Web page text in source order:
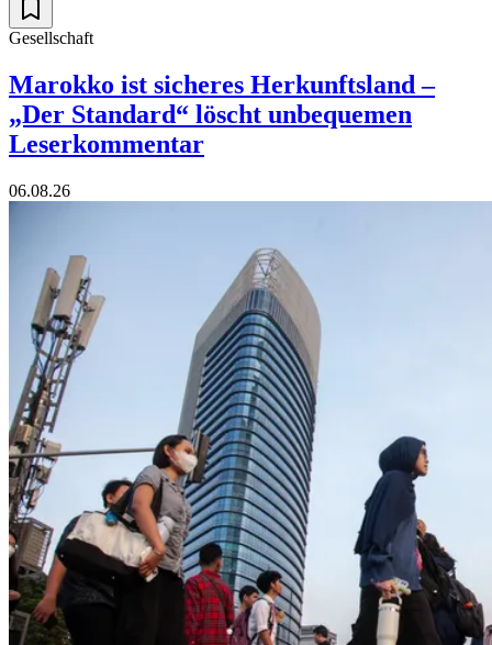
Gesellschaft
Marokko ist sicheres Herkunftsland –
„Der Standard“ löscht unbequemen
Leserkommentar
06.08.26